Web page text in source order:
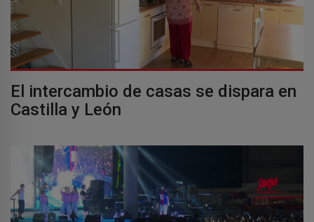
El intercambio de casas se dispara en
Castilla y León